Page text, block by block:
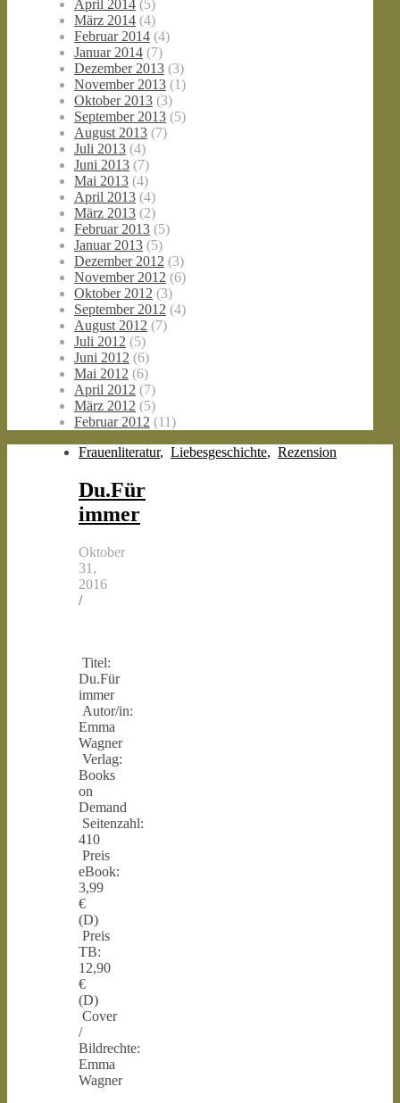
April 2014 (5)
März 2014 (4)
Februar 2014 (4)
Januar 2014 (7)
Dezember 2013 (3)
November 2013 (1)
Oktober 2013 (3)
September 2013 (5)
August 2013 (7)
Juli 2013 (4)
Juni 2013 (7)
Mai 2013 (4)
April 2013 (4)
März 2013 (2)
Februar 2013 (5)
Januar 2013 (5)
Dezember 2012 (3)
November 2012 (6)
Oktober 2012 (3)
September 2012 (4)
August 2012 (7)
Juli 2012 (5)
Juni 2012 (6)
Mai 2012 (6)
April 2012 (7)
März 2012 (5)
Februar 2012 (11)
Frauenliteratur, Liebesgeschichte, Rezension
Du.Für
immer
Oktober
31,
2016
/
Titel:
Du.Für
immer
Autor/in:
Emma
Wagner
Verlag:
Books
on
Demand
Seitenzahl:
410
Preis
eBook:
3,99
€
(D)
Preis
TB:
12,90
€
(D)
Cover
/
Bildrechte:
Emma
Wagner